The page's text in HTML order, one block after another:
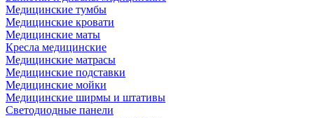
Медицинские тумбы
Медицинские кровати
Медицинские маты
Кресла медицинские
Медицинские матрасы
Медицинские подставки
Медицинские мойки
Медицинские ширмы и штативы
Светодиодные панели